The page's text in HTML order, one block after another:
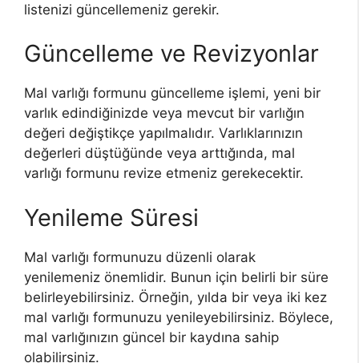
listenizi güncellemeniz gerekir.
Güncelleme ve Revizyonlar
Mal varlığı formunu güncelleme işlemi, yeni bir
varlık edindiğinizde veya mevcut bir varlığın
değeri değiştikçe yapılmalıdır. Varlıklarınızın
değerleri düştüğünde veya arttığında, mal
varlığı formunu revize etmeniz gerekecektir.
Yenileme Süresi
Mal varlığı formunuzu düzenli olarak
yenilemeniz önemlidir. Bunun için belirli bir süre
belirleyebilirsiniz. Örneğin, yılda bir veya iki kez
mal varlığı formunuzu yenileyebilirsiniz. Böylece,
mal varlığınızın güncel bir kaydına sahip
olabilirsiniz.